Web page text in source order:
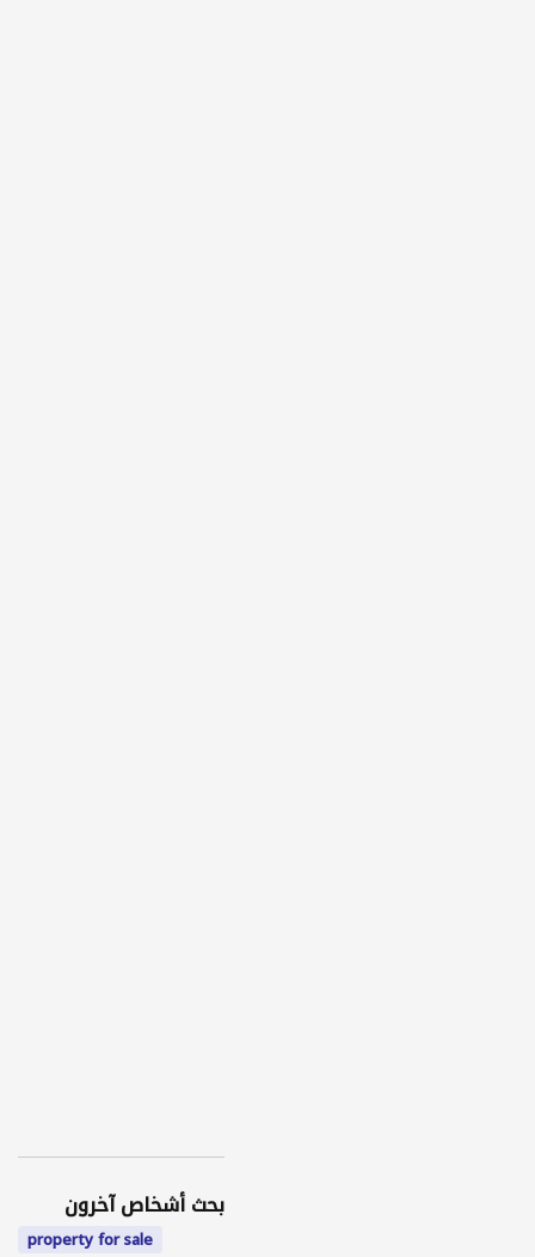
بحث أشخاص آخرون
property for sale